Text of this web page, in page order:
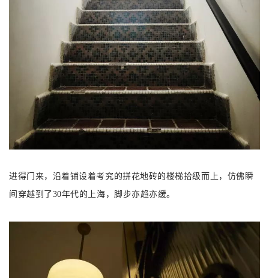
进得门来，沿着铺设着考究的拼花地砖的楼梯拾级而上，仿佛瞬
间穿越到了30年代的上海，脚步亦趋亦缓。